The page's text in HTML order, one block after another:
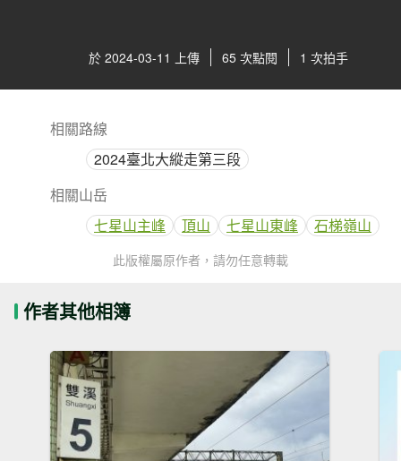
於 2024-03-11 上傳 65 次點閱 1 次拍手
相關路線
2024臺北大縱走第三段
相關山岳
七星山主峰
頂山 七星山東峰 石梯嶺山
此版權屬原作者，請勿任意轉載
作者其他相簿